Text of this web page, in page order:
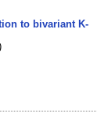
to bivariant K-